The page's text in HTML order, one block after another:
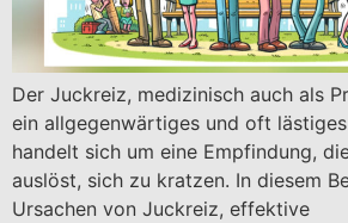
Der Juckreiz, medizinisch auch als
ein allgegenwärtiges und oft lästiges
handelt sich um eine Empfindung,
auslöst, sich zu kratzen. In diesem
Ursachen von Juckreiz, effektive